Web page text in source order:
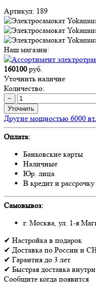
Артикул: 189
Наш магазин:
160100 руб.
Уточнить наличие
Количество:
−
Уточнить
Другие мощностью 6000 вт
Оплата:
Банковские карты
Наличные
Юр. лица
В кредит и рассрочку
Самовывоз:
г. Москва, ул. 1-я
✔ Настройка в подарок
✔ Доставка по России и
✔ Гарантия до 3 лет
✔ Быстрая доставка
Сообщите когда появится